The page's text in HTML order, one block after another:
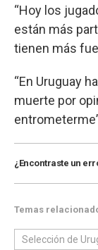
“Hoy los
están más
tienen más
“En Uruguay
muerte por
¿Encontraste un
Temas
Selección de